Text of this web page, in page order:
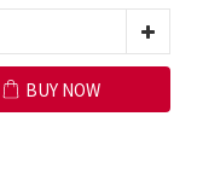
BUY NOW